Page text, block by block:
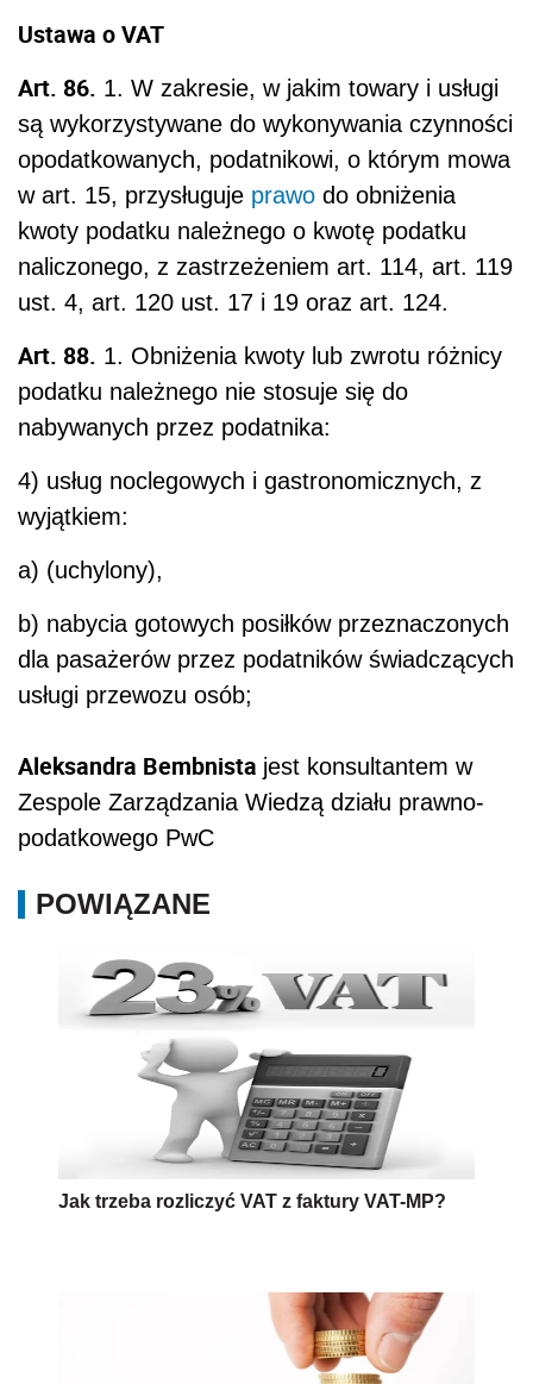
Ustawa o VAT
Art. 86. 1. W zakresie, w jakim towary i usługi
są wykorzystywane do wykonywania czynności
opodatkowanych, podatnikowi, o którym mowa
w art. 15, przysługuje prawo do obniżenia
kwoty podatku należnego o kwotę podatku
naliczonego, z zastrzeżeniem art. 114, art. 119
ust. 4, art. 120 ust. 17 i 19 oraz art. 124.
Art. 88. 1. Obniżenia kwoty lub zwrotu różnicy
podatku należnego nie stosuje się do
nabywanych przez podatnika:
4) usług noclegowych i gastronomicznych, z
wyjątkiem:
a) (uchylony),
b) nabycia gotowych posiłków przeznaczonych
dla pasażerów przez podatników świadczących
usługi przewozu osób;
Aleksandra Bembnista jest konsultantem w
Zespole Zarządzania Wiedzą działu prawno-
podatkowego PwC
POWIĄZANE
Jak trzeba rozliczyć VAT z faktury VAT-MP?